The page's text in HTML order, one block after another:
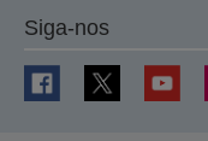
Siga-nos